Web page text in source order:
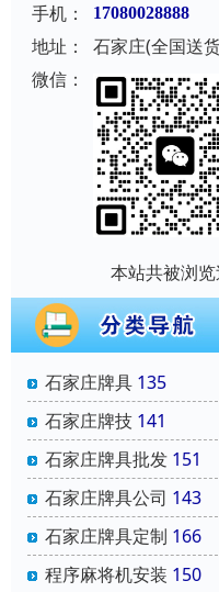
手机：
17080028888
地址：
石家庄(全国送
微信：
本站共被浏
石家庄牌具 135
石家庄牌技 141
石家庄牌具批发 151
石家庄牌具公司 143
石家庄牌具定制 166
程序麻将机安装 150